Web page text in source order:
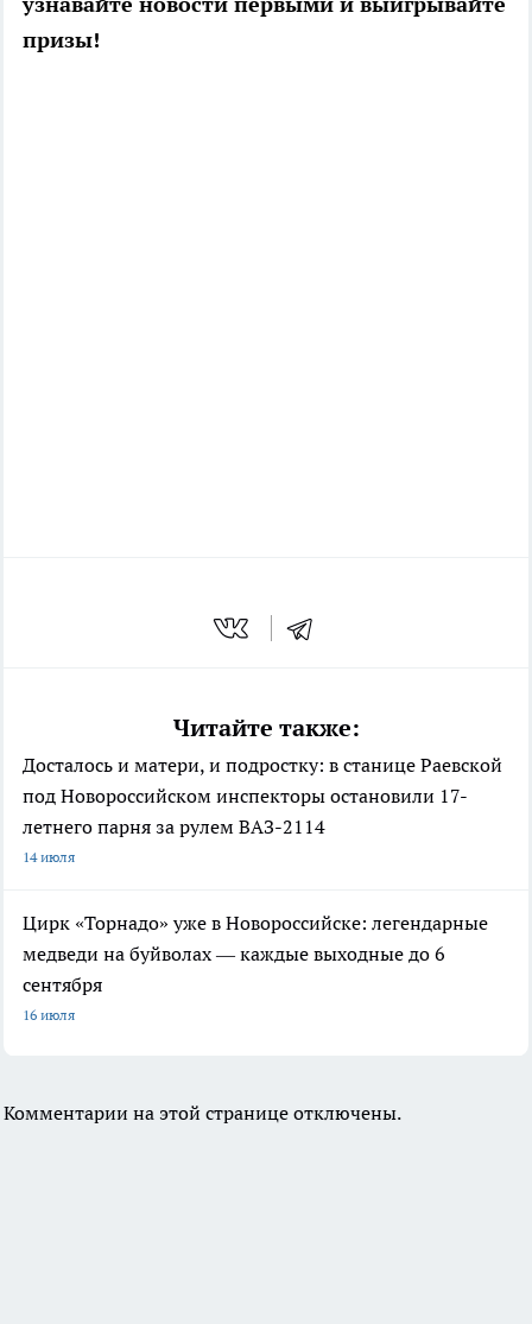
призы!
Читайте также:
Досталось и матери, и подростку: в станице Раевской
под Новороссийском инспекторы остановили 17-
летнего парня за рулем ВАЗ-2114
14 июля
Цирк «Торнадо» уже в Новороссийске: легендарные
медведи на буйволах — каждые выходные до 6
сентября
16 июля
Комментарии на этой странице отключены.